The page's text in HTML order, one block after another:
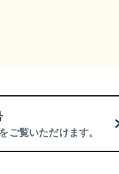
ご覧いただけます。